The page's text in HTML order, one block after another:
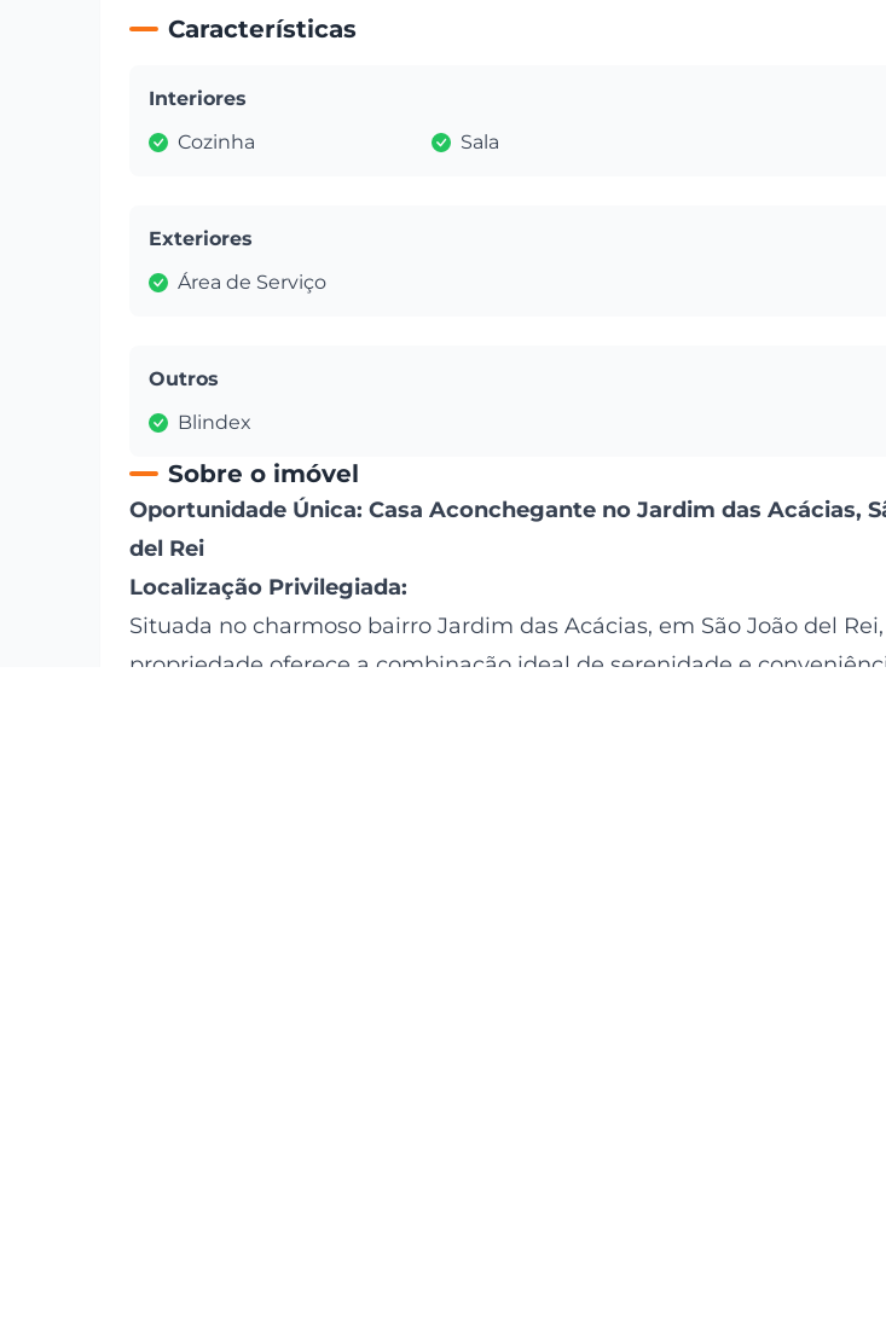
Características
Interiores
Cozinha
Sala
Exteriores
Área de Serviço
Outros
Blindex
Sobre o imóvel
Oportunidade Única: Casa Aconchegante no Jardim das Acácias,
del Rei
Localização Privilegiada:
Situada no charmoso bairro Jardim das Acácias, em São João del
propriedade oferece a combinação ideal de serenidade e